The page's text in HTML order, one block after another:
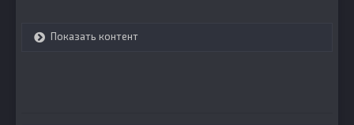
Показать контент